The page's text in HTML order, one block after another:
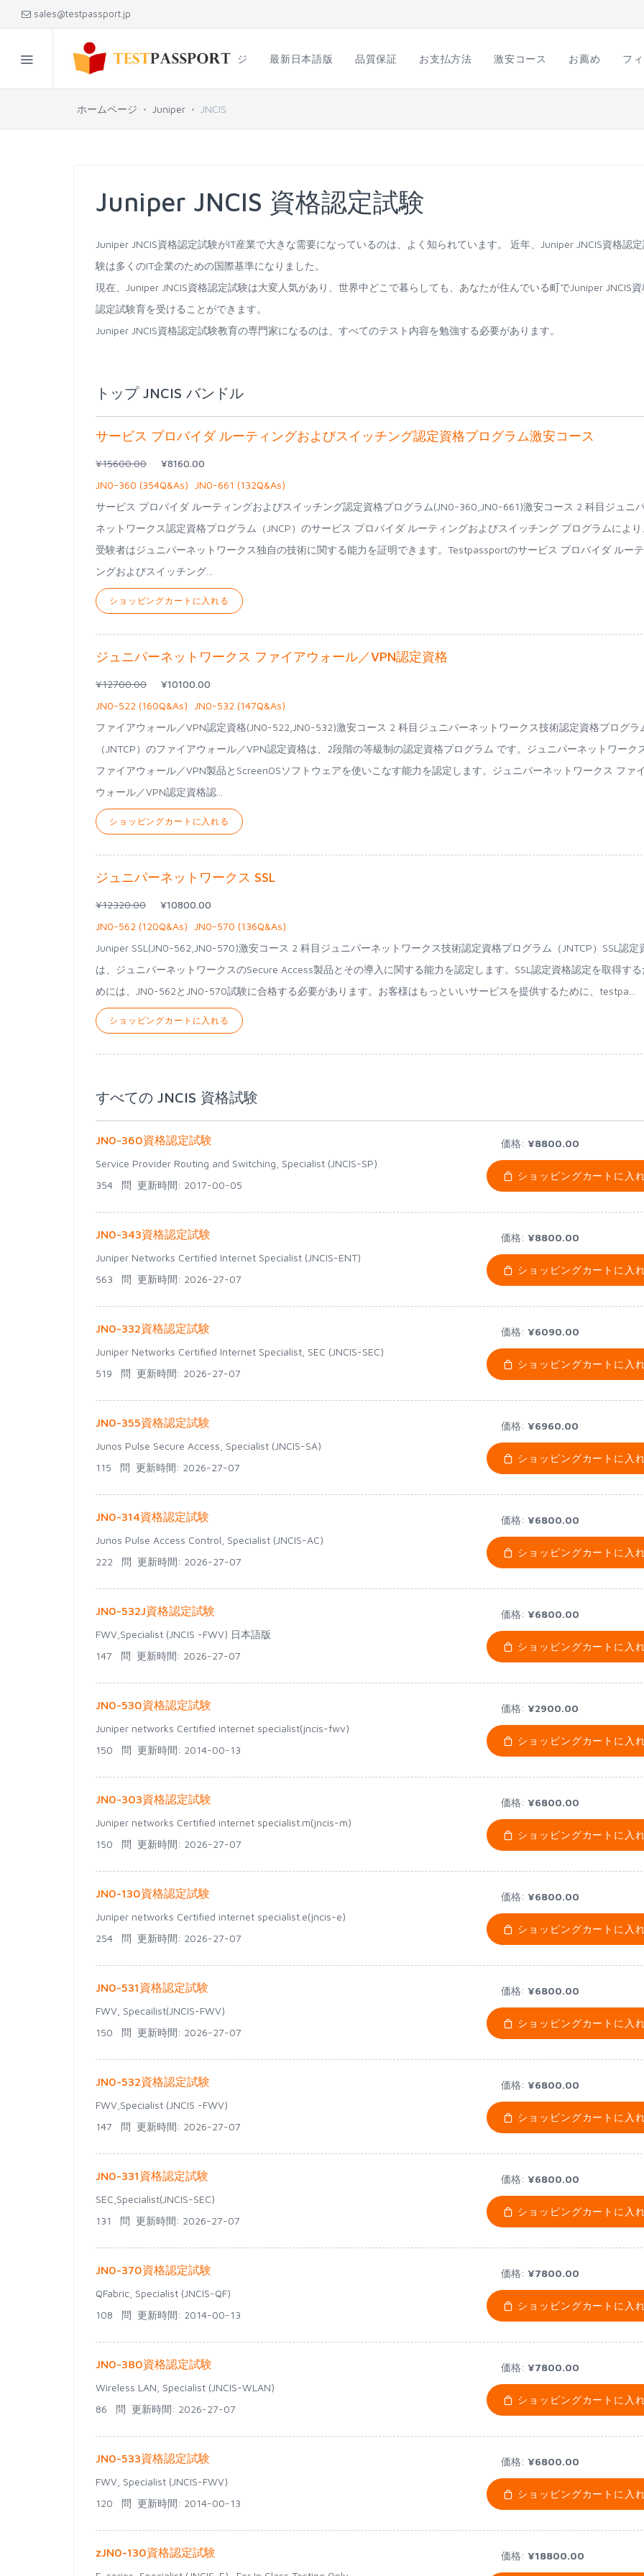
sales@testpassport.jp
ホームページ 最新日本語版 品質保証 お支払方法 激安コース お薦め フ
ホームページ Juniper JNCIS
Juniper JNCIS 資格認定試験
Juniper JNCIS資格認定試験がIT産業で大きな需要になっているのは、よく知られています。 近年、Juniper JNCIS資格認
験は多くのIT企業のための国際基準になりました。
現在、Juniper JNCIS資格認定試験は大変人気があり、世界中どこで暮らしても、あなたが住んでいる町でJuniper JNCIS資
認定試験育を受けることができます。
Juniper JNCIS資格認定試験教育の専門家になるのは、すべてのテスト内容を勉強する必要があります。
トップ JNCIS バンドル
サービス プロバイダ ルーティングおよびスイッチング認定資格プログラム激安コース
¥15600.00
¥8160.00
JN0-360 (354Q&As) JN0-661 (132Q&As)
サービス プロバイダ ルーティングおよびスイッチング認定資格プログラム(JN0-360,JN0-661)激安コース 2 科目ジュニ
ネットワークス認定資格プログラム（JNCP）のサービス プロバイダ ルーティングおよびスイッチング プログラムにより
受験者はジュニパーネットワークス独自の技術に関する能力を証明できます。Testpassportのサービス プロバイダ ルーテ
ングおよびスイッチング...
ショッピングカートに入れる
ジュニパーネットワークス ファイアウォール／VPN認定資格
¥12700.00
¥10100.00
JN0-522 (160Q&As) JN0-532 (147Q&As)
ファイアウォール／VPN認定資格(JN0-522,JN0-532)激安コース 2 科目ジュニパーネットワークス技術認定資格プログラ
（JNTCP）のファイアウォール／VPN認定資格は、2段階の等級制の認定資格プログラム です。ジュニパーネットワーク
ファイアウォール／VPN製品とScreenOSソフトウェアを使いこなす能力を認定します。ジュニパーネットワークス ファ
ウォール／VPN認定資格認...
ショッピングカートに入れる
ジュニパーネットワークス SSL
¥12320.00
¥10800.00
JN0-562 (120Q&As) JN0-570 (136Q&As)
Juniper SSL(JN0-562,JN0-570)激安コース 2 科目ジュニパーネットワークス技術認定資格プログラム（JNTCP）SSL認定
は、ジュニパーネットワークスのSecure Access製品とその導入に関する能力を認定します。SSL認定資格認定を取得する
めには、JN0-562とJN0-570試験に合格する必要があります。お客様はもっといいサービスを提供するために、testpa...
ショッピングカートに入れる
すべての JNCIS 資格試験
JN0-360資格認定試験
Service Provider Routing and Switching, Specialist (JNCIS-SP)
354 問 更新時間: 2017-00-05
価格: ¥8800.00
ショッピングカートに入
JN0-343資格認定試験
Juniper Networks Certified Internet Specialist (JNCIS-ENT)
563 問 更新時間: 2026-27-07
価格: ¥8800.00
ショッピングカートに入
JN0-332資格認定試験
Juniper Networks Certified Internet Specialist, SEC (JNCIS-SEC)
519 問 更新時間: 2026-27-07
価格: ¥6090.00
ショッピングカートに入
JN0-355資格認定試験
Junos Pulse Secure Access, Specialist (JNCIS-SA)
115 問 更新時間: 2026-27-07
価格: ¥6960.00
ショッピングカートに入
JN0-314資格認定試験
Junos Pulse Access Control, Specialist (JNCIS-AC)
222 問 更新時間: 2026-27-07
価格: ¥6800.00
ショッピングカートに入
JN0-532J資格認定試験
FWV,Specialist (JNCIS -FWV) 日本語版
147 問 更新時間: 2026-27-07
価格: ¥6800.00
ショッピングカートに入
JN0-530資格認定試験
Juniper networks Certified internet specialist(jncis-fwv)
150 問 更新時間: 2014-00-13
価格: ¥2900.00
ショッピングカートに入
JN0-303資格認定試験
Juniper networks Certified internet specialist.m(jncis-m)
150 問 更新時間: 2026-27-07
価格: ¥6800.00
ショッピングカートに入
JN0-130資格認定試験
Juniper networks Certified internet specialist.e(jncis-e)
254 問 更新時間: 2026-27-07
価格: ¥6800.00
ショッピングカートに入
JN0-531資格認定試験
FWV, Specailist(JNCIS-FWV)
150 問 更新時間: 2026-27-07
価格: ¥6800.00
ショッピングカートに入
JN0-532資格認定試験
FWV,Specialist (JNCIS -FWV)
147 問 更新時間: 2026-27-07
価格: ¥6800.00
ショッピングカートに入
JN0-331資格認定試験
SEC,Specialist(JNCIS-SEC)
131 問 更新時間: 2026-27-07
価格: ¥6800.00
ショッピングカートに入
JN0-370資格認定試験
QFabric, Specialist (JNCIS-QF)
108 問 更新時間: 2014-00-13
価格: ¥7800.00
ショッピングカートに入
JN0-380資格認定試験
Wireless LAN, Specialist (JNCIS-WLAN)
86 問 更新時間: 2026-27-07
価格: ¥7800.00
ショッピングカートに入
JN0-533資格認定試験
FWV, Specialist (JNCIS-FWV)
120 問 更新時間: 2014-00-13
価格: ¥6800.00
ショッピングカートに入
zJN0-130資格認定試験 価格: ¥18800.00